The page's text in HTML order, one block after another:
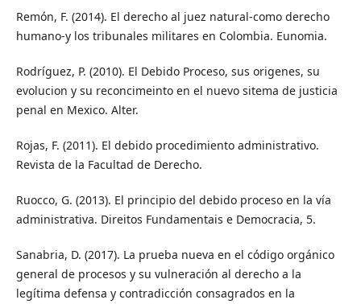
Remón, F. (2014). El derecho al juez natural-como derecho
humano-y los tribunales militares en Colombia. Eunomia.
Rodríguez, P. (2010). El Debido Proceso, sus origenes, su
evolucion y su reconcimeinto en el nuevo sitema de justicia
penal en Mexico. Alter.
Rojas, F. (2011). El debido procedimiento administrativo.
Revista de la Facultad de Derecho.
Ruocco, G. (2013). El principio del debido proceso en la vía
administrativa. Direitos Fundamentais e Democracia, 5.
Sanabria, D. (2017). La prueba nueva en el código orgánico
general de procesos y su vulneración al derecho a la
legítima defensa y contradicción consagrados en la